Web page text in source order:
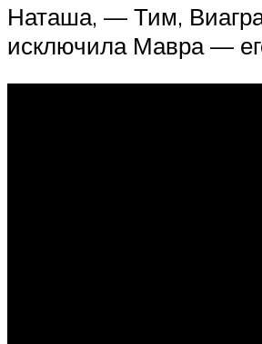
Наташа, — Тим,
исключила Мавра —